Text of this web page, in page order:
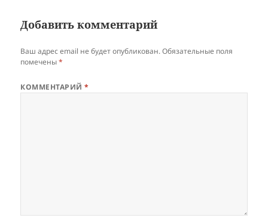
Добавить комментарий
Ваш адрес email не будет опубликован. Обязательные поля
помечены*
КОММЕНТАРИЙ*